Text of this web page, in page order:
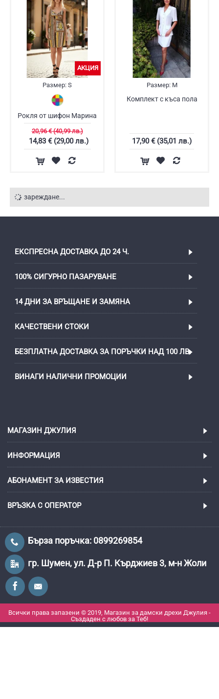
АКЦИЯ
Размер: S
Рокля от шифон Марина
20,96 € (40,99 лв.)
14,83 € (29,00 лв.)
Размер:M
Комплект с къса пола
17,90 € (35,01 лв.)
зареждане...
ЕКСПРЕСНА ДОСТАВКА ДО 24 Ч.
100% СИГУРНО ПАЗАРУВАНЕ
14 ДНИ ЗА ВРЪЩАНЕ И ЗАМЯНА
КАЧЕСТВЕНИ СТОКИ
БЕЗПЛАТНА ДОСТАВКА ЗА ПОРЪЧКИ НАД 100 ЛВ.
ВИНАГИ НАЛИЧНИ ПРОМОЦИИ
МАГАЗИН ДЖУЛИЯ
ИНФОРМАЦИЯ
АБОНАМЕНТ ЗА ИЗВЕСТИЯ
ВРЪЗКА С ОПЕРАТОР
Бърза поръчка: 0899269854
гр. Шумен, ул. Д-р П. Кърджиев 3, м-н Жоли
Всички права запазени © 2019, Магазин за дамски дрехи Джулия -
Създаден с любов за Теб!